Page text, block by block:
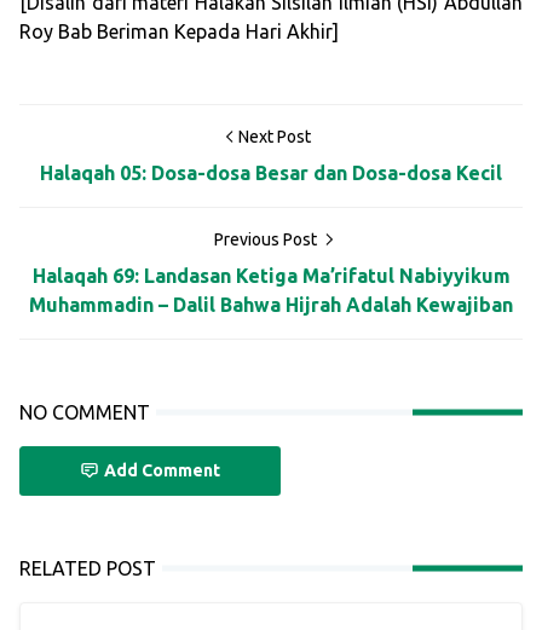
Roy Bab Beriman Kepada Hari Akhir]
Next Post
Halaqah 05: Dosa-dosa Besar dan Dosa-dosa Kecil
Previous Post
Halaqah 69: Landasan Ketiga Ma’rifatul Nabiyyikum
Muhammadin – Dalil Bahwa Hijrah Adalah Kewajiban
NO COMMENT
Add Comment
RELATED POST